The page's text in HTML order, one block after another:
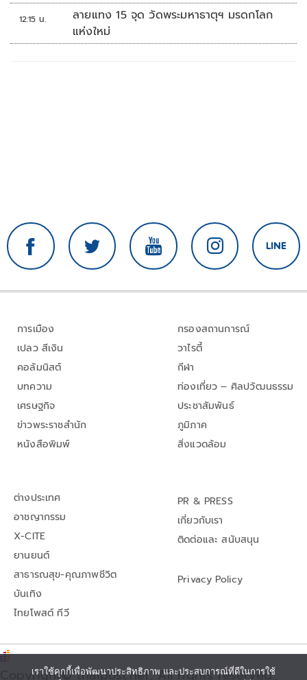
12:15 น.
ลายแทง 15 จุด วัดพระมหาธาตุฯ มรดกโลก
แห่งใหม่
การเมือง
เปลว สีเงิน
คอลัมนิสต์
บทความ
เศรษฐกิจ
ข่าวพระราชสำนัก
หนังสือพิมพ์
กรองสถานการณ์
วาไรตี้
กีฬา
ท่องเที่ยว – ศิลปวัฒนธรรม
ประชาสัมพันธ์
ภูมิภาค
สิ่งแวดล้อม
ต่างประเทศ
อาชญากรรม
X-CITE
ยานยนต์
สาธารณสุข-คุณภาพชีวิต
บันเทิง
ไทยโพสต์ ทีวี
PR & PRESS
เกี่ยวกับเรา
ติดต่อและ สนับสนุน
Privacy Policy
Copyright© thaipost.net, All rights reserved.,
เราใช้คุกกี้เพื่อพัฒนาประสิทธิภาพ และประสบการณ์ที่ดีในการใช้